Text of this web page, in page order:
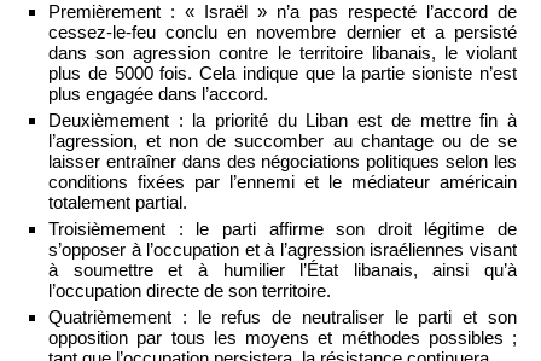
Premièrement : « Israël » n’a pas respecté l’accord de
cessez-le-feu conclu en novembre dernier et a persisté
dans son agression contre le territoire libanais, le violant
plus de 5000 fois. Cela indique que la partie sioniste n’est
plus engagée dans l’accord.
Deuxièmement : la priorité du Liban est de mettre fin à
l’agression, et non de succomber au chantage ou de se
laisser entraîner dans des négociations politiques selon les
conditions fixées par l’ennemi et le médiateur américain
totalement partial.
Troisièmement : le parti affirme son droit légitime de
s’opposer à l’occupation et à l’agression israéliennes visant
à soumettre et à humilier l’État libanais, ainsi qu’à
l’occupation directe de son territoire.
Quatrièmement : le refus de neutraliser le parti et son
opposition par tous les moyens et méthodes possibles ;